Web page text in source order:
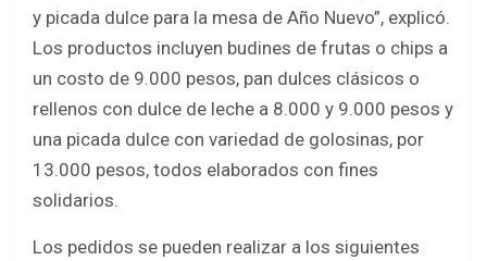
y picada dulce para la mesa de Año Nuevo”, explicó.
Los productos incluyen budines de frutas o chips a
un costo de 9.000 pesos, pan dulces clásicos o
rellenos con dulce de leche a 8.000 y 9.000 pesos y
una picada dulce con variedad de golosinas, por
13.000 pesos, todos elaborados con fines
solidarios.
Los pedidos se pueden realizar a los siguientes